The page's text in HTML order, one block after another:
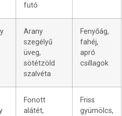
futó
Arany
szegélyű
üveg,
sötétzöld
szalvéta
Fenyőág,
fahéj,
apró
csillagok
Fonott
alátét,
Friss
gyümölcs,